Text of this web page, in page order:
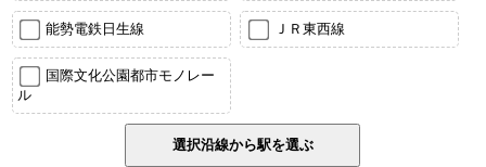
能勢電鉄日生線 ＪＲ東西線
国際文化公園都市モノレー
ル